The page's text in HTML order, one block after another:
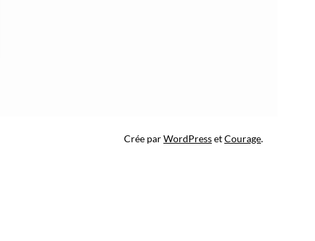
Crée parWordPressetCourage.